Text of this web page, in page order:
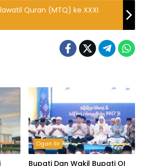
Quran (MTQ) ke XXXI
Ogan Ilir
Bupati Dan Wakil Bupati OI